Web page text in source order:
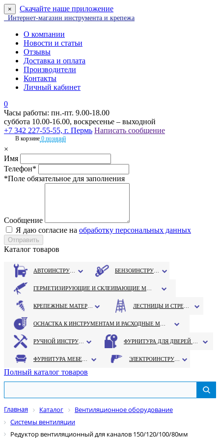
× Скачайте наше приложение
Интернет-магазин инструмента и крепежа
О компании
Новости и статьи
Отзывы
Доставка и оплата
Производители
Контакты
Личный кабинет
0
Часы работы: пн.-пт. 9.00-18.00
суббота 10.00-16.00, воскресенье – выходной
+7 342 227-55-55, г. Пермь Написать сообщение
В корзине 0 позиций
×
Имя
Телефон*
*Поле обязательное для заполнения
Сообщение
Я даю согласие на обработку персональных данных
Каталог товаров
Полный каталог товаров
Главная Каталог
Вентиляционное оборудование
Системы вентиляции
Редуктор вентиляционный для каналов 150/120/100/80мм